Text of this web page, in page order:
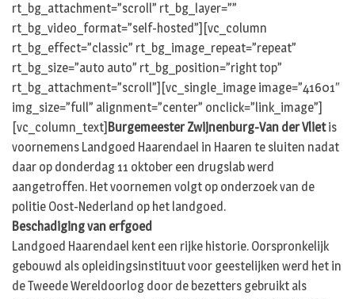
rt_bg_attachment=”scroll” rt_bg_layer=””
rt_bg_video_format=”self-hosted”][vc_column
rt_bg_effect=”classic” rt_bg_image_repeat=”repeat”
rt_bg_size=”auto auto” rt_bg_position=”right top”
rt_bg_attachment=”scroll”][vc_single_image image=”41601″
img_size=”full” alignment=”center” onclick=”link_image”]
[vc_column_text] Burgemeester Zwijnenburg-Van der Vlietis
voornemens Landgoed Haarendael in Haaren te sluiten nadat
daar op donderdag 11 oktober een drugslab werd
aangetroffen. Het voornemen volgt op onderzoek van de
politie Oost-Nederland op het landgoed.
Beschadiging van erfgoed
Landgoed Haarendael kent een rijke historie. Oorspronkelijk
gebouwd als opleidingsinstituut voor geestelijken werd het in
de Tweede Wereldoorlog door de bezetters gebruikt als